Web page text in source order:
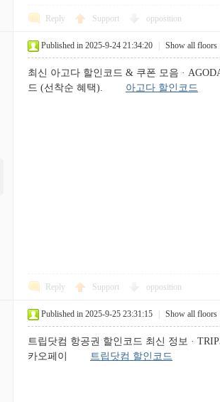
Reply Support opposition
Published in 2025-9-24 21:34:20 Show all floors
최신 아고다 할인코드 & 쿠폰 모음 ·
드 (선착순 혜택). 아고다 할인코드
Reply Support opposition
Published in 2025-9-25 23:31:15 Show all floors
트립닷컴 항공권 할인코드 최신 정보 ·
카오페이 트립닷컴 할인코드